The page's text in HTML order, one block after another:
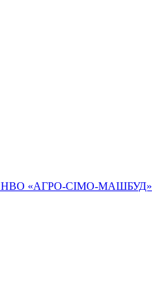
НВО «АГРО-СІМО-МАШБУД»